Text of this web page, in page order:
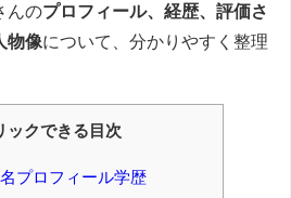
んのプロフィール、経歴、評価さ
物像について、分かりやすく整理
ックできる目次
プロフィール学歴